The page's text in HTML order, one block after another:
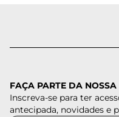
FAÇA PARTE DA
Inscreva-se para ter
antecipada, novidades e